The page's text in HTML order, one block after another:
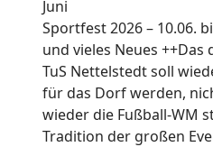
Sportfest 2026 – 10.06.
und vieles Neues
TuS Nettelstedt soll
für das Dorf werden,
wieder die Fußball-WM
Tradition der großen